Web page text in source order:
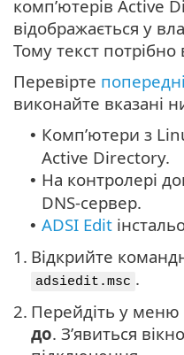
комп’ютерів Active
відображається у
Тому текст
Перевірте
виконайте вказані
• Комп’ютери з
Active Directory.
• На контролері
DNS-сервер.
• ADSI Edit
1. Відкрийте
adsiedit.msc .
2. Перейдіть у меню
до. З’явиться